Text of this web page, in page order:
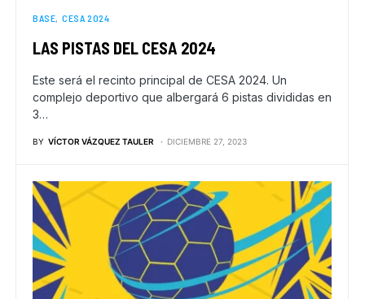
BASE CESA 2024
LAS PISTAS DEL CESA 2024
Este será el recinto principal de CESA 2024. Un
complejo deportivo que albergará 6 pistas divididas en
3…
BY VÍCTOR VÁZQUEZ TAULER DICIEMBRE 27, 2023